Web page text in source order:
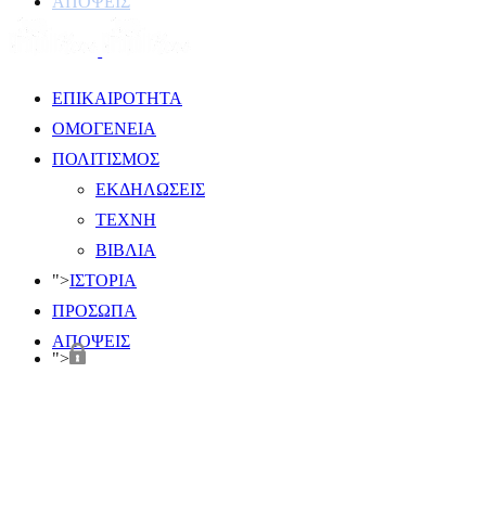
ΕΠΙΚΑΙΡΟΤΗΤΑ
ΟΜΟΓΕΝΕΙΑ
ΠΟΛΙΤΙΣΜΟΣ
ΕΚΔΗΛΩΣΕΙΣ
ΤΕΧΝΗ
ΒΙΒΛΙΑ
">ΙΣΤΟΡΙΑ
ΠΡΟΣΩΠΑ
ΑΠΟΨΕΙΣ
">